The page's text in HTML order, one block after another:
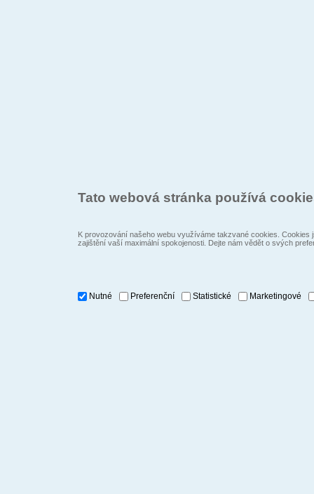
Tato webová stránka používá
K provozování našeho webu využíváme takzvané cookies.
zajištění vaší maximální spokojenosti. Dejte nám vědět o svých
Nutné Preferenční Statistické Marketingové